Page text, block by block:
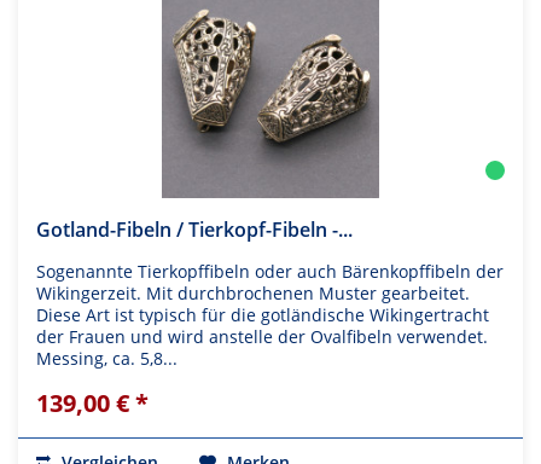
Gotland-Fibeln / Tierkopf-Fibeln -...
Sogenannte Tierkopffibeln oder auch Bärenkopffibeln der
Wikingerzeit. Mit durchbrochenen Muster gearbeitet.
Diese Art ist typisch für die gotländische Wikingertracht
der Frauen und wird anstelle der Ovalfibeln verwendet.
Messing, ca. 5,8...
139,00 € *